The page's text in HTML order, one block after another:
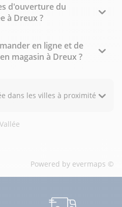
d'ouverture du
à Dreux ?
en ligne et de
magasin à Dreux ?
dans les villes à proximité
Powered by evermaps ©